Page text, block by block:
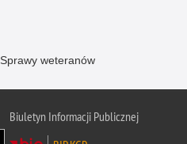
Sprawy weteranów
Biuletyn Informacji Publicznej